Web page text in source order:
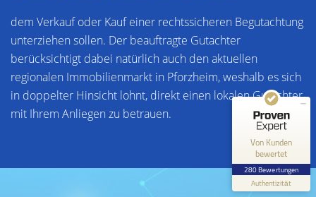
dem Verkauf oder Kauf einer rechtssicheren Begutachtung
unterziehen sollen. Der beauftragte Gutachter
berücksichtigt dabei natürlich auch den aktuellen
regionalen Immobilienmarkt in Pforzheim, weshalb es sich
in doppelter Hinsicht lohnt, direkt einen lokalen Gutachter
mit Ihrem Anliegen zu betrauen.
Von Kunden
bewertet
280 Bewertungen
Authentizität
Empfehlungen auf
ProvenExpert.com
SEHR GUT
4,85 / 5,00
250
Bewertungen auf
ProvenExpert.com
30
Blick aufs ProvenExpert-Profil werfen
26.7.2026